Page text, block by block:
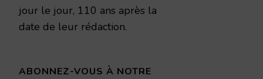
jour le jour, 110 ans après la
date de leur rédaction.
ABONNEZ-VOUS À NOTRE